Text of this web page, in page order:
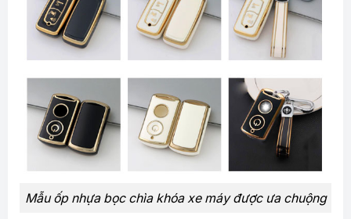
Mẫu ốp nhựa bọc chìa khóa xe máy được ưa chuộng